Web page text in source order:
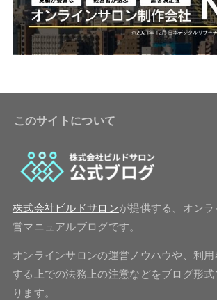
このサイトについて
株式会社ビルドサロンが提供する、オン
営マニュアルブログです。
オンラインサロンの運営ノウハウや、利
する上での法務上の注意などをブログ形
ります。